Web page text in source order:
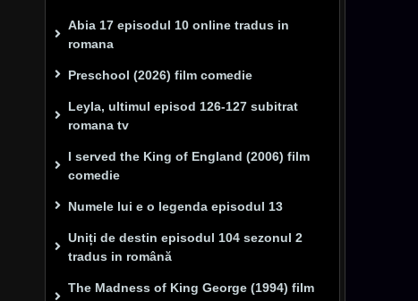
Abia 17 episodul 10 online tradus in
romana
Preschool (2026) film comedie
Leyla, ultimul episod 126-127 subitrat
romana tv
I served the King of England (2006) film
comedie
Numele lui e o legenda episodul 13
Uniți de destin episodul 104 sezonul 2
tradus in română
The Madness of King George (1994) film